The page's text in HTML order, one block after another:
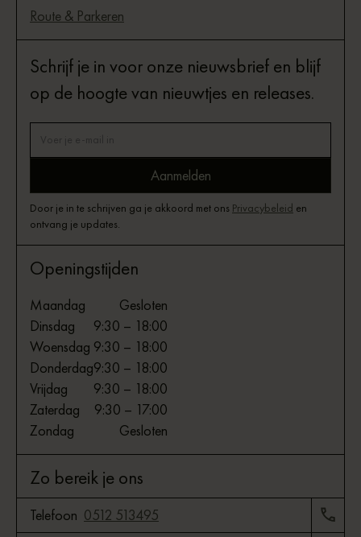
Route & Parkeren
Schrijf je in voor onze nieuwsbrief en blijf
op de hoogte van nieuwtjes en releases.
Door je in te schrijven ga je akkoord met ons Privacybeleid en
ontvang je updates.
Openingstijden
Maandag
Gesloten
Dinsdag
9:30 – 18:00
Woensdag 9:30 – 18:00
Donderdag9:30 – 18:00
Vrijdag
9:30 – 18:00
Zaterdag
9:30 – 17:00
Zondag
Gesloten
Zo bereik je ons
Telefoon 0512 513495